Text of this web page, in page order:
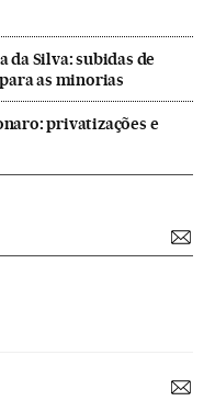
da Silva: subidas de
as minorias
privatizações e